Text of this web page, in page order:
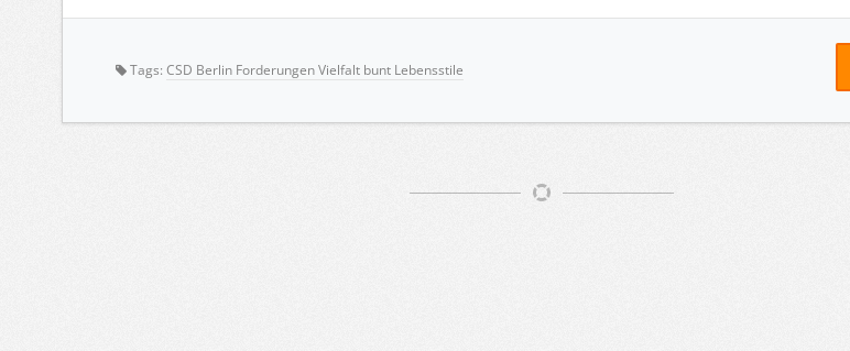
Tags: CSD Berlin Forderungen Vielfalt bunt Lebensstile